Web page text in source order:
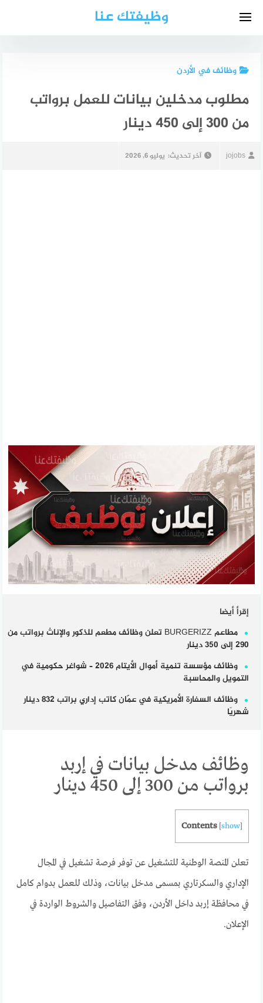
وظيفتك عنا
وظائف في الأردن
مطلوب مدخلين بيانات للعمل برواتب
من 300 إلى 450 دينار
jojobs آخر تحديث: يوليو 6, 2026
إقرأ أيضا
مطاعم BURGERIZZ تعلن وظائف مطعم للذكور والإناث برواتب من
290 إلى 350 دينار
وظائف مؤسسة تنمية أموال الأيتام 2026 – شواغر حكومية في
التمويل والمحاسبة
وظائف السفارة الأمريكية في عمّان كاتب إداري براتب 832 دينار
شهريًا
وظائف مدخل بيانات في إربد
برواتب من 300 إلى 450 دينار
Contents [show]
تعلن المنصة الوطنية للتشغيل عن توفر فرصة تشغيل في المجال
الإداري والسكرتاري بمسمى مدخل بيانات، وذلك للعمل بدوام كامل
في محافظة إربد داخل الأردن، وفق التفاصيل والشروط الواردة في
الإعلان.